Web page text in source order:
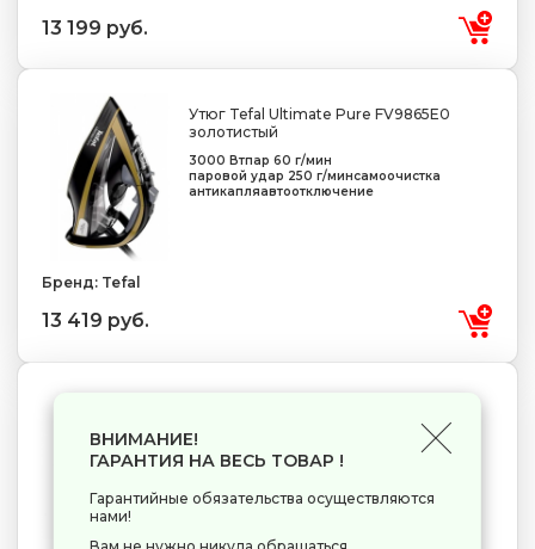
13 199 руб.
Утюг Tefal Ultimate Pure FV9865E0
золотистый
3000 Втпар 60 г/мин
паровой удар 250 г/минсамоочистка
антикапляавтоотключение
Бренд: Tefal
13 419 руб.
3000 Втподошва - титан
пар 55 г/мин
паровой удар 240 г/мин
ВНИМАНИЕ!
ГАРАНТИЯ НА ВЕСЬ ТОВАР !
Гарантийные обязательства осуществляются
нами!